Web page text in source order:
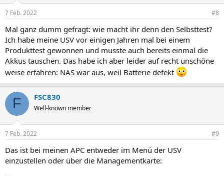
7 Feb. 2022 #8
Mal ganz dumm gefragt: wie macht ihr denn den Selbsttest?
Ich habe meine USV vor einigen Jahren mal bei einem
Produkttest gewonnen und musste auch bereits einmal die
Akkus tauschen. Das habe ich aber leider auf recht unschöne
weise erfahren: NAS war aus, weil Batterie defekt
F FSC830
Well-known member
7 Feb. 2022 #9
Das ist bei meinen APC entweder im Menü der USV
einzustellen oder über die Managementkarte: